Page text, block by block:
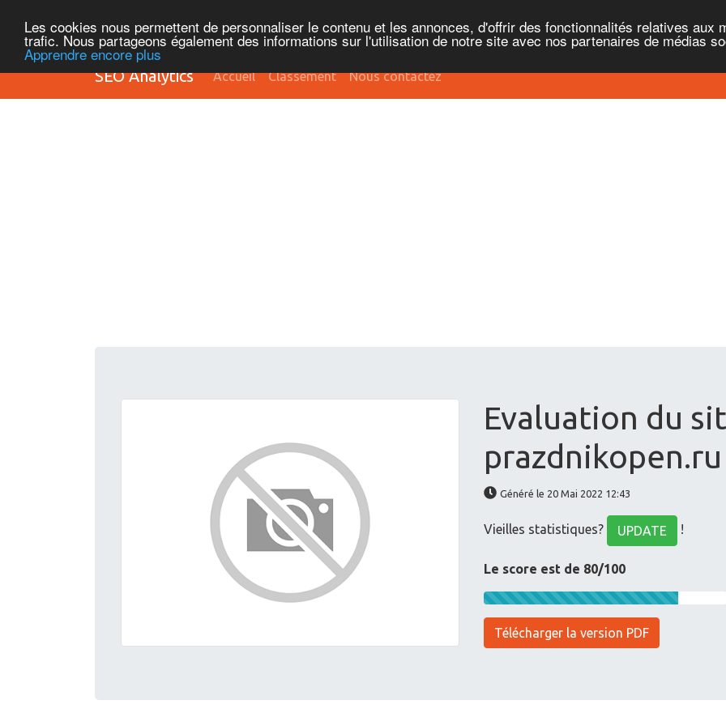
Les cookies nous permettent de personnaliser le contenu et les annonces, d'offrir des fonctionnalités relatives aux
trafic. Nous partageons également des informations sur l'utilisation de notre site avec nos partenaires de médias
Apprendre encore plus
SEO Analytics Accueil Classement Nous contactez
Evaluation du
prazdnikopen.ru
Généré le 20 Mai 2022 12:43
Vieilles statistiques? UPDATE !
Le score est de 80/100
Télécharger la version PDF